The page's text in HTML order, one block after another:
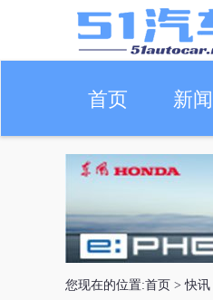
首页 新闻
车生活
您现在的位置:首页 >快讯